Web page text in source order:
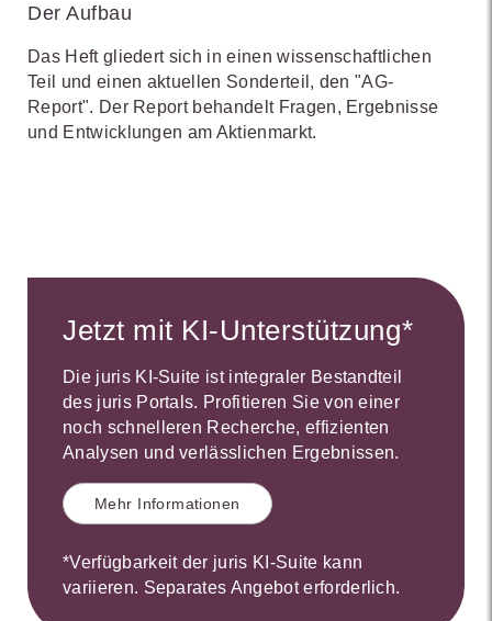
Der Aufbau
Das Heft gliedert sich in einen wissenschaftlichen
Teil und einen aktuellen Sonderteil, den "AG-
Report". Der Report behandelt Fragen, Ergebnisse
und Entwicklungen am Aktienmarkt.
Jetzt mit KI-Unterstützung*
Die juris KI-Suite ist integraler Bestandteil
des juris Portals. Profitieren Sie von einer
noch schnelleren Recherche, effizienten
Analysen und verlässlichen Ergebnissen.
Mehr Informationen
*Verfügbarkeit der juris KI-Suite kann
variieren. Separates Angebot erforderlich.